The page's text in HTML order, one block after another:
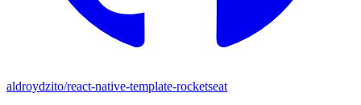
aldroydzito/react-native-template-rocketseat